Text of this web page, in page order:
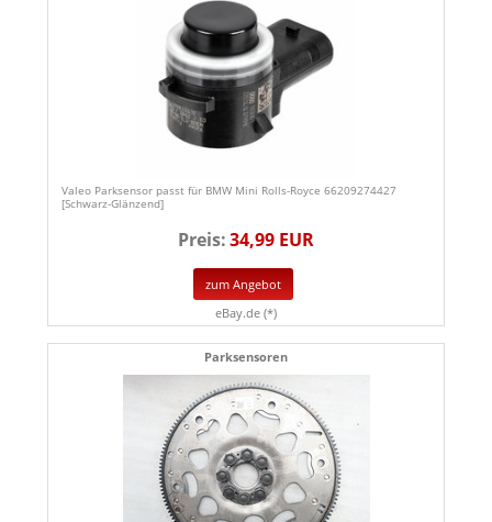
Valeo Parksensor passt für BMW Mini Rolls-Royce 66209274427
[Schwarz-Glänzend]
Preis:34,99 EUR
zum Angebot
eBay.de (*)
Parksensoren